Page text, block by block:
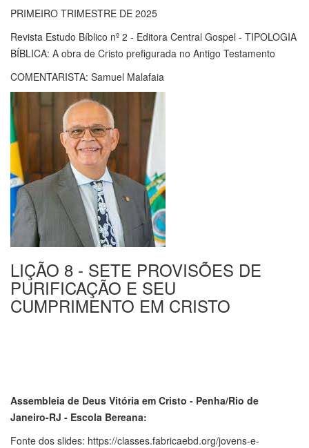
PRIMEIRO TRIMESTRE DE 2025
Revista Estudo Bíblico nº 2 - Editora Central Gospel - TIPOLOGIA
BÍBLICA: A obra de Cristo prefigurada no Antigo Testamento
COMENTARISTA: Samuel Malafaia
LIÇÃO 8 - SETE PROVISÕES DE
PURIFICAÇÃO E SEU
CUMPRIMENTO EM CRISTO
Assembleia de Deus Vitória em Cristo - Penha/Rio de
Janeiro-RJ - Escola Bereana:
Fonte dos slides: https://classes.fabricaebd.org/jovens-e-